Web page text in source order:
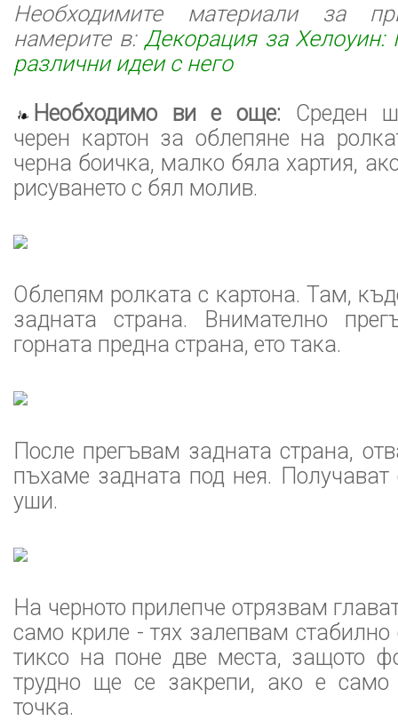
Необходимите материали за
намерите в: Декорация за Хелоуин:
различни идеи с него
Необходимо ви е още: Среден
черен картон за облепяне на
черна боичка, малко бяла хартия,
рисуването с бял молив.
Облепям ролката с картона. Там,
задната страна. Внимателно
горната предна страна, ето така.
После прегъвам задната страна,
пъхаме задната под нея.
уши.
На черното прилепче отрязвам
само криле - тях залепвам
тиксо на поне две места, защото
трудно ще се закрепи, ако е само
точка.